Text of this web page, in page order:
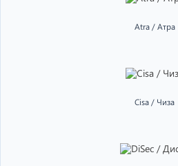
Atra / Атра
Cisa / Чиза